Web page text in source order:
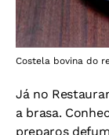
Costela bovina do
Já no
a brasa.
preparos